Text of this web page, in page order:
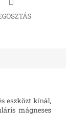
eszközt kínál,
mágneses